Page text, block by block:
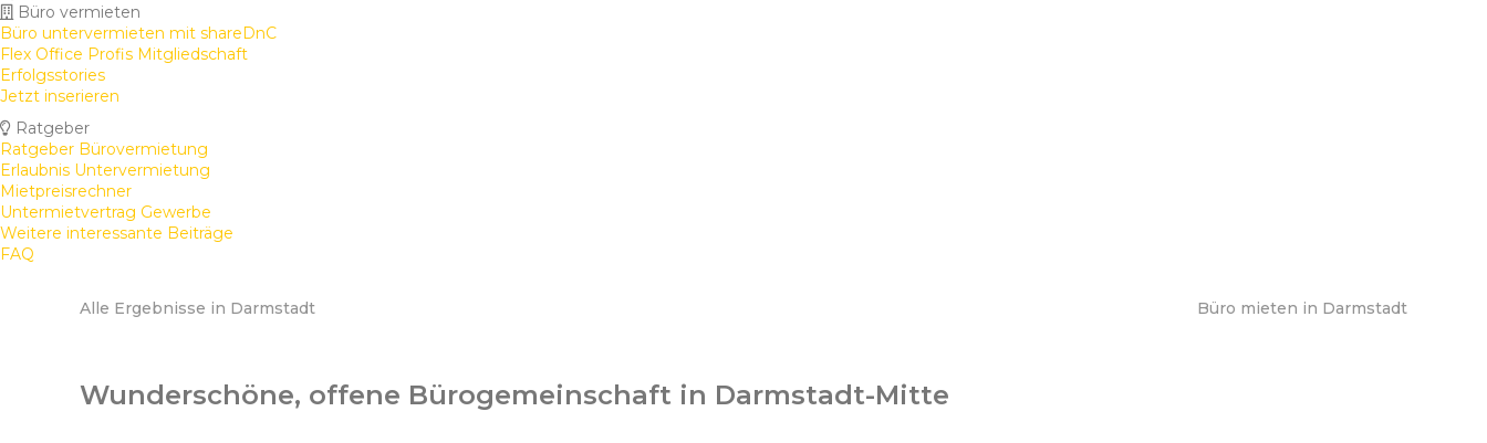
Büro vermieten
Büro untervermieten mit shareDnC
Flex Office Profis Mitgliedschaft
Erfolgsstories
Jetzt inserieren
Ratgeber
Ratgeber Bürovermietung
Erlaubnis Untervermietung
Mietpreisrechner
Untermietvertrag Gewerbe
Weitere interessante Beiträge
FAQ
Alle Ergebnisse in Darmstadt Büro mieten in Darmstadt
Wunderschöne, offene Bürogemeinschaft in Darmstadt-Mitte